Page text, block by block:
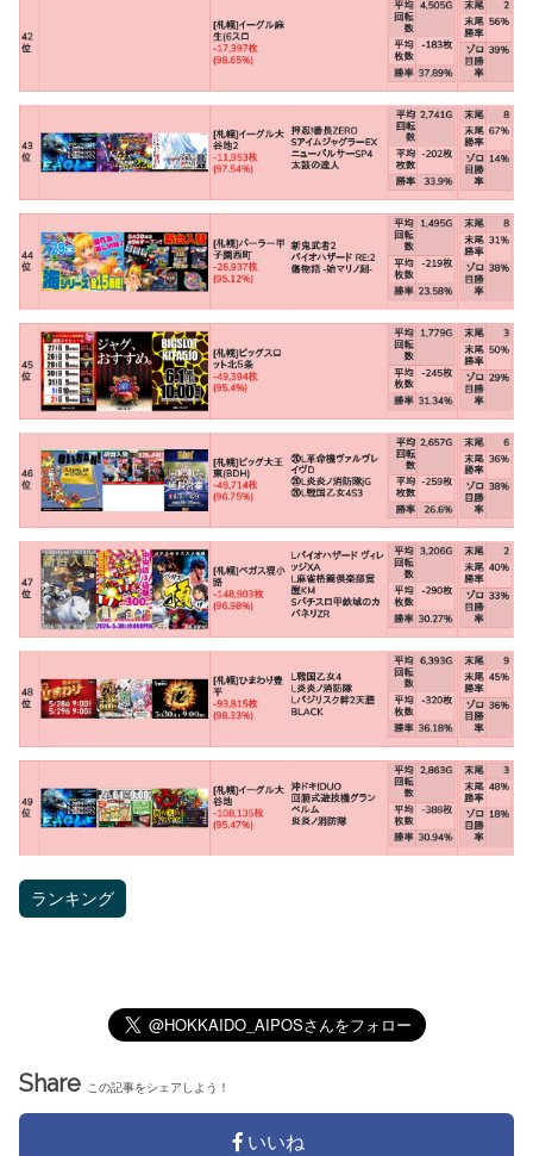
ランキング
Share この記事をシェアしよう！
いいね